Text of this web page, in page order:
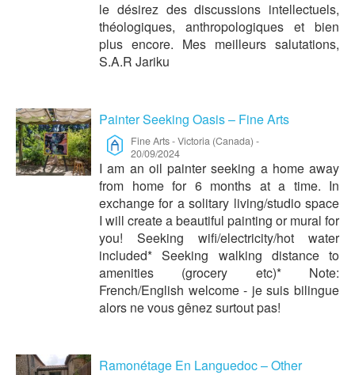
le désirez des discussions intellectuels,
théologiques, anthropologiques et bien
plus encore. Mes meilleurs salutations,
S.A.R Jariku
Painter Seeking Oasis – Fine Arts
Fine Arts-Victoria (Canada) -
20/09/2024
I am an oil painter seeking a home away
from home for 6 months at a time. In
exchange for a solitary living/studio space
I will create a beautiful painting or mural for
you! Seeking wifi/electricity/hot water
included* Seeking walking distance to
amenities (grocery etc)* Note:
French/English welcome - je suis bilingue
alors ne vous gênez surtout pas!
Ramonétage En Languedoc – Other